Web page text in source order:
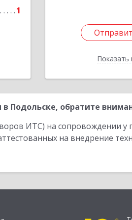
1
Показать
Подольске, обратите
ИТС) на сопровождении у
на внедрение